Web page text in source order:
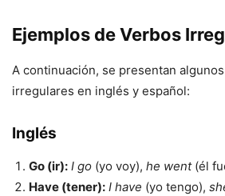
Ejemplos de Verbos
A continuación, se presentan
irregulares en inglés y español:
Inglés
Go (ir): I go (yo voy), he went(él
Have (tener): I have (yo tengo),